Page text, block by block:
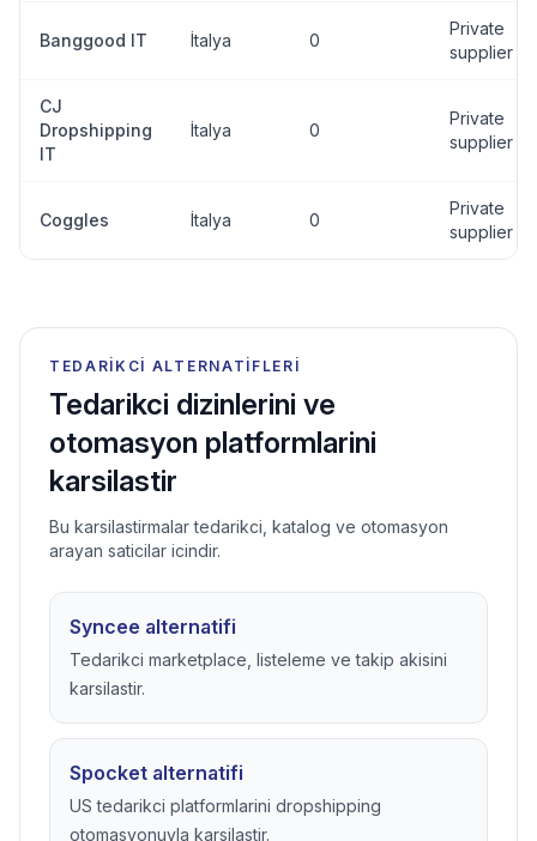
Banggood IT İtalya 0
Private
supplier
CJ
Dropshipping
IT
İtalya 0
Private
supplier
Coggles İtalya 0
Private
supplier
TEDARIKCI ALTERNATIFLERI
Tedarikci dizinlerini ve
otomasyon platformlarini
karsilastir
Bu karsilastirmalar tedarikci, katalog ve otomasyon
arayan saticilar icindir.
Syncee alternatifi
Tedarikci marketplace, listeleme ve takip akisini
karsilastir.
Spocket alternatifi
US tedarikci platformlarini dropshipping
otomasyonuyla karsilastir.